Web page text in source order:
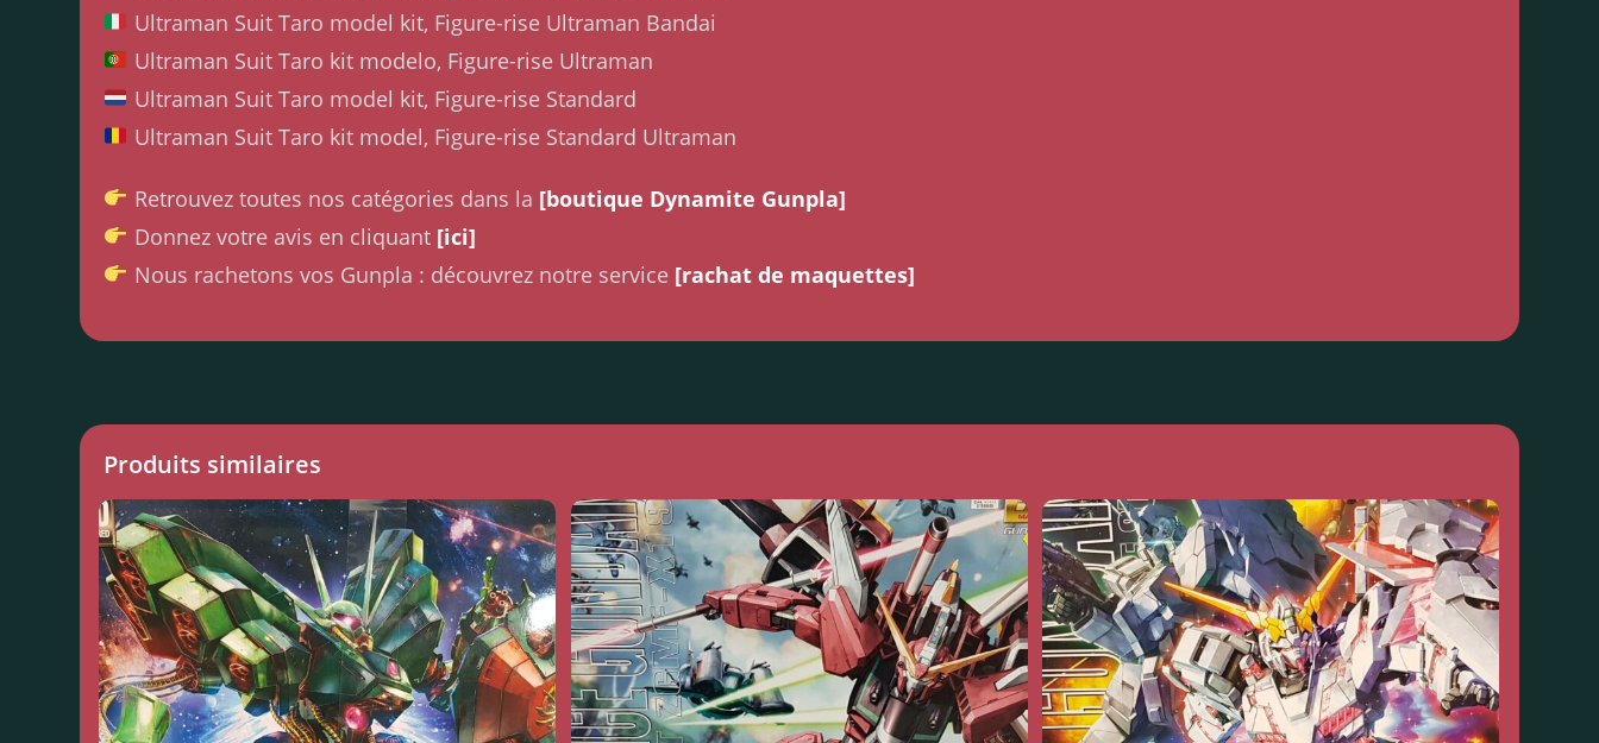
Ultraman Suit Taro model kit, Figure-rise Ultraman Bandai
Ultraman Suit Taro kit modelo, Figure-rise Ultraman
Ultraman Suit Taro model kit, Figure-rise Standard
Ultraman Suit Taro kit model, Figure-rise Standard Ultraman
Retrouvez toutes nos catégories dans la [boutique Dynamite Gunpla]
Donnez votre avis en cliquant [ici]
Nous rachetons vos Gunpla : découvrez notre service [rachat de maquettes]
Produits similaires